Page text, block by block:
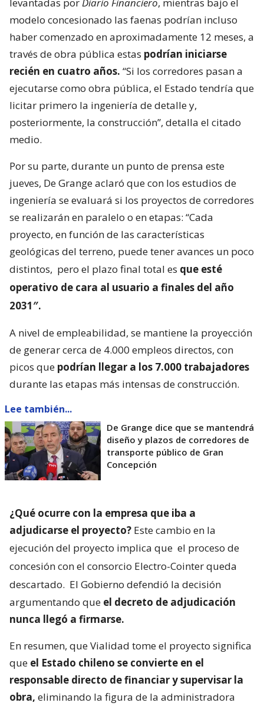
modelo concesionado las faenas podrían incluso
haber comenzado en aproximadamente 12 meses, a
través de obra pública estas podrían iniciarse
recién en cuatro años. “Si los corredores pasan a
ejecutarse como obra pública, el Estado tendría que
licitar primero la ingeniería de detalle y,
posteriormente, la construcción”, detalla el citado
medio.
Por su parte, durante un punto de prensa este
jueves, De Grange aclaró que con los estudios de
ingeniería se evaluará si los proyectos de corredores
se realizarán en paralelo o en etapas: “Cada
proyecto, en función de las características
geológicas del terreno, puede tener avances un poco
distintos, pero el plazo final total es que esté
operativo de cara al usuario a finales del año
2031″.
A nivel de empleabilidad, se mantiene la proyección
de generar cerca de 4.000 empleos directos, con
picos que podrían llegar a los 7.000 trabajadores
durante las etapas más intensas de construcción.
Lee también...
De Grange dice que se mantendrá
diseño y plazos de corredores de
transporte público de Gran
Concepción
¿Qué ocurre con la empresa que iba a
adjudicarse el proyecto? Este cambio en la
ejecución del proyecto implica que el proceso de
concesión con el consorcio Electro-Cointer queda
descartado. El Gobierno defendió la decisión
argumentando que el decreto de adjudicación
nunca llegó a firmarse.
En resumen, que Vialidad tome el proyecto significa
que el Estado chileno se convierte en el
responsable directo de financiar y supervisar la
obra, eliminando la figura de la administradora